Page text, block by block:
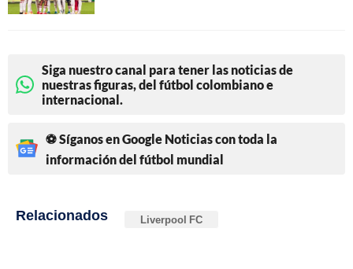
Siga nuestro canal para tener las noticias de
nuestras figuras, del fútbol colombiano e
internacional.
⚽ Síganos en Google Noticias con toda la
información del fútbol mundial
Relacionados Liverpool FC